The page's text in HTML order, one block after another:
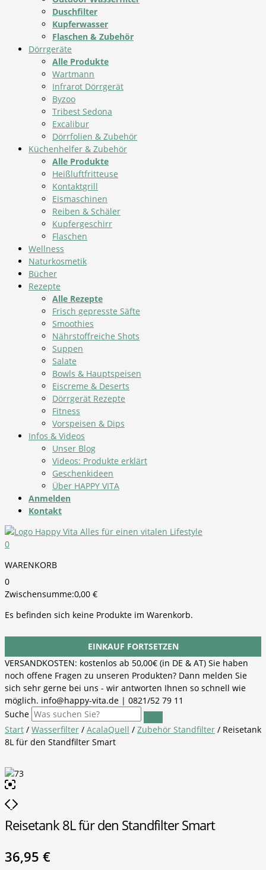
Duschfilter
Kupferwasser
Flaschen & Zubehör
Dörrgeräte
Alle Produkte
Wartmann
Infrarot Dörrgerät
Byzoo
Tribest Sedona
Excalibur
Dörrfolien & Zubehör
Küchenhelfer & Zubehör
Alle Produkte
Heißluftfritteuse
Kontaktgrill
Eismaschinen
Reiben & Schäler
Kupfergeschirr
Flaschen
Wellness
Naturkosmetik
Bücher
Rezepte
Alle Rezepte
Frisch gepresste Säfte
Smoothies
Nährstoffreiche Shots
Suppen
Salate
Bowls & Hauptspeisen
Eiscreme & Deserts
Dörrgerät Rezepte
Fitness
Vorspeisen & Dips
Infos & Videos
Unser Blog
Videos: Produkte erklärt
Geschenkideen
Über HAPPY VITA
Anmelden
Kontakt
0
WARENKORB
0
Zwischensumme:0,00 €
Es befinden sich keine Produkte im Warenkorb.
EINKAUF FORTSETZEN
VERSANDKOSTEN: kostenlos ab 50,00€ (in DE & AT) Sie haben
noch offene Fragen zu unseren Produkten? Dann melden Sie
sich sehr gerne bei uns - wir antworten Ihnen so schnell wie
möglich. info@happy-vita.de | 0821/52 79 11
Suche
Start / Wasserfilter / AcalaQuell / Zubehör Standfilter / Reisetank
8L für den Standfilter Smart
Reisetank 8L für den Standfilter Smart
36,95 €